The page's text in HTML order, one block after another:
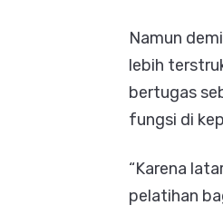
Namun
lebih
bertugas
fungsi di
“Karena
pelatihan